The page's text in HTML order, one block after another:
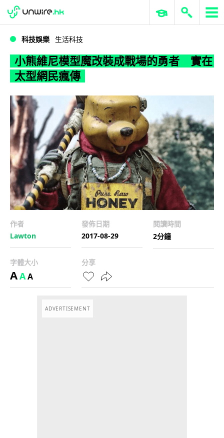
WWDC 2026 ERP 與商業 AI
科技娛樂 生活科技
小熊維尼模型魔改裝成戰場的勇者 實在
太型網民瘋傳
作者
Lawton
發佈日期
2017-08-29
閱讀時間
2分鐘
字體大小
AAA
分享
ADVERTISEMENT